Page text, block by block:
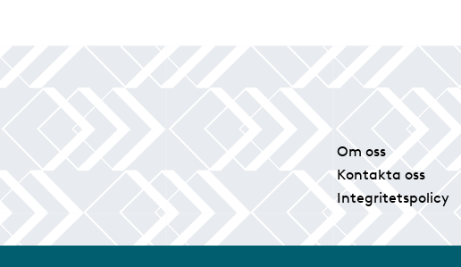
Om oss
Kontakta oss
Integritetspolicy